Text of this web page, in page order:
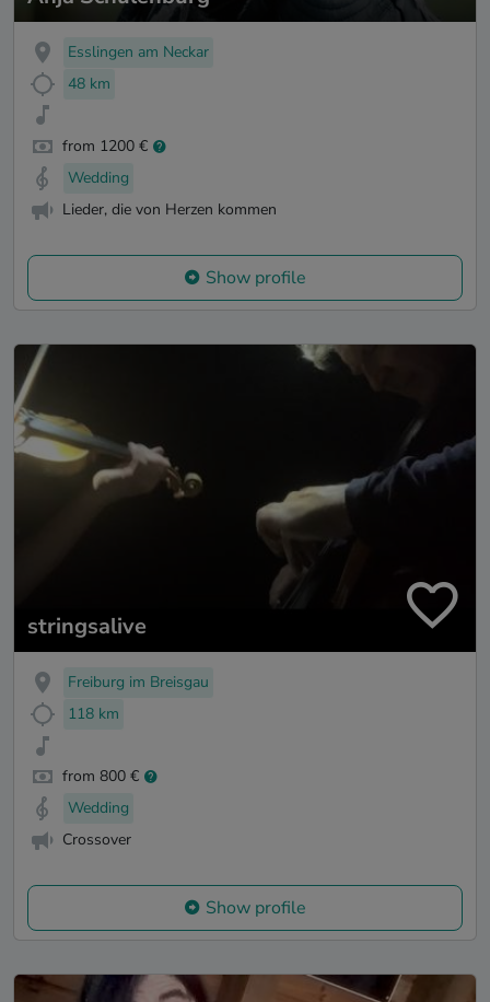
Esslingen am Neckar
48 km
from 1200 €
Wedding
Lieder, die von Herzen kommen
Show profile
stringsalive
Freiburg im Breisgau
118 km
from 800 €
Wedding
Crossover
Show profile